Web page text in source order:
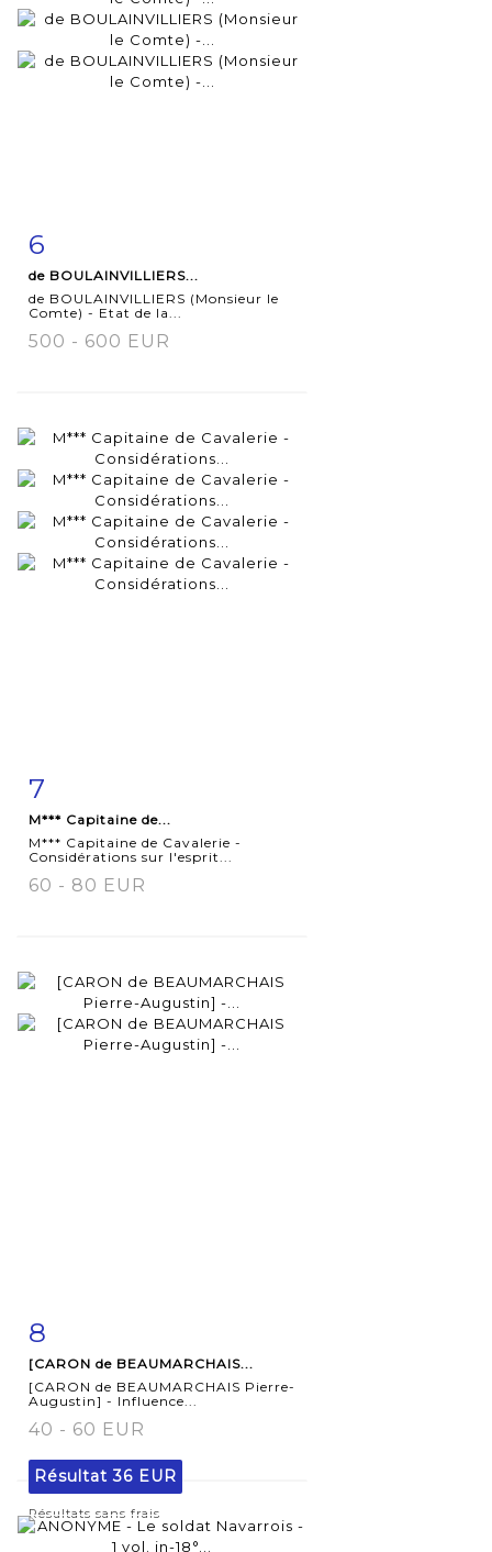
6
de BOULAINVILLIERS...
de BOULAINVILLIERS (Monsieur le
Comte) - Etat de la...
500 - 600 EUR
détaillée
7
M*** Capitaine de...
M*** Capitaine de Cavalerie -
Considérations sur l'esprit...
60 - 80 EUR
8
[CARON de BEAUMARCHAIS...
[CARON de BEAUMARCHAIS Pierre-
Augustin] - Influence...
40 - 60 EUR
Résultat36 EUR
Résultats sans frais